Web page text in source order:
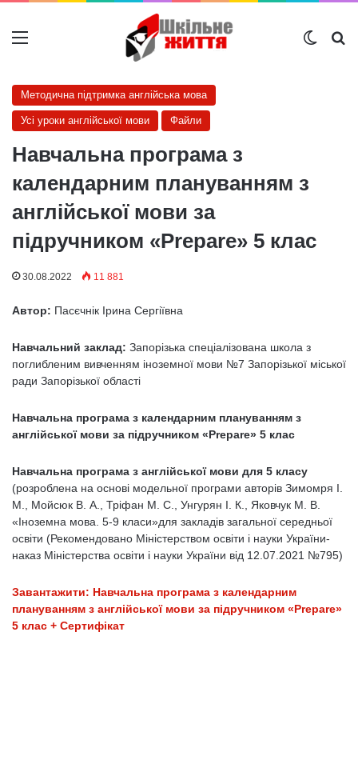
Меню
Методична підтримка англійська мова
Усі уроки англійської мови Файли
Навчальна програма з
календарним плануванням з
англійської мови за
підручником «Prepare» 5 клас
30.08.2022 11 881
Автор: Пасєчнік Ірина Сергіївна
Навчальний заклад: Запорізька спеціалізована школа з
поглибленим вивченням іноземної мови №7 Запорізької міської
ради Запорізької області
Навчальна програма з календарним плануванням з
англійської мови за підручником «Prepare» 5 клас
Навчальна програма з англійської мови для 5 класу
(розроблена на основі модельної програми авторів Зимомря І.
М., Мойсюк В. А., Тріфан М. С., Унгурян І. К., Яковчук М. В.
«Іноземна мова. 5-9 класи»для закладів загальної середньої
освіти (Рекомендовано Міністерством освіти і науки України-
наказ Міністерства освіти і науки України від 12.07.2021 №795)
Завантажити: Навчальна програма з календарним
плануванням з англійської мови за підручником «Prepare»
5 клас + Сертифікат